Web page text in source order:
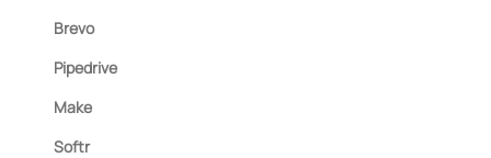
Brevo
Pipedrive
Make
Softr